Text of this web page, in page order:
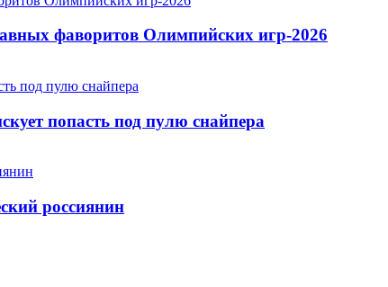
фаворитов Олимпийских игр-2026
попасть под пулю снайпера
россиянин